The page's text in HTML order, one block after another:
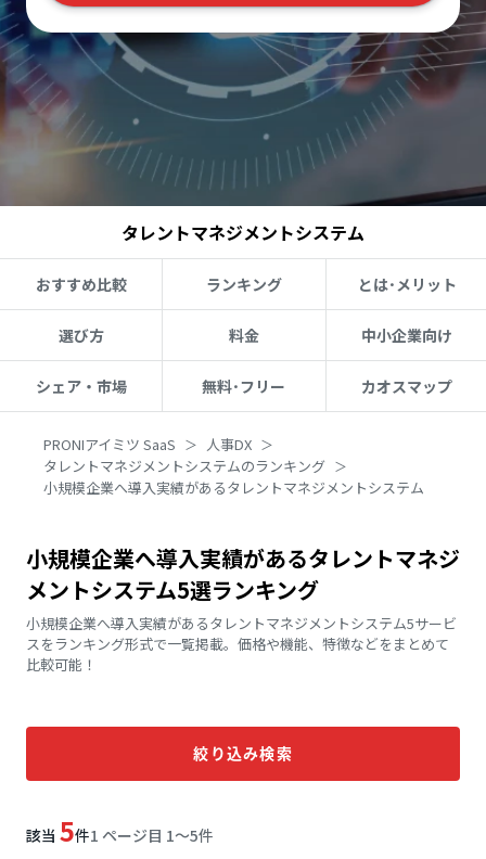
タレントマネジメントシステム
おすすめ比較 ランキング とは･メリット
選び方 料金 中小企業向け
シェア・市場 無料･フリー カオスマップ
PRONIアイミツ SaaS
人事DX
タレントマネジメントシステムのランキング
小規模企業へ導入実績があるタレントマネジメントシステム
小規模企業へ導入実績があるタレントマネジ
メントシステム5選ランキング
小規模企業へ導入実績があるタレントマネジメントシステム5サービ
スをランキング形式で一覧掲載。価格や機能、特徴などをまとめて
比較可能！
絞り込み検索
該当 5件1 ページ目 1〜5件